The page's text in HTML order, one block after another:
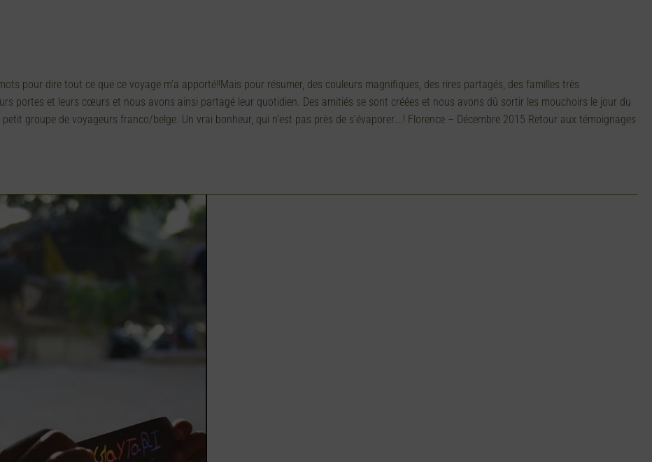
pour dire tout ce que ce voyage m’a apporté!!Mais pour résumer, des couleurs magnifiques, des rires partagés, des familles très
portes et leurs cœurs et nous avons ainsi partagé leur quotidien. Des amitiés se sont créées et nous avons dû sortir les mouchoirs le jour du
groupe de voyageurs franco/belge. Un vrai bonheur, qui n’est pas près de s’évaporer….! Florence – Décembre 2015 Retour aux témoignages